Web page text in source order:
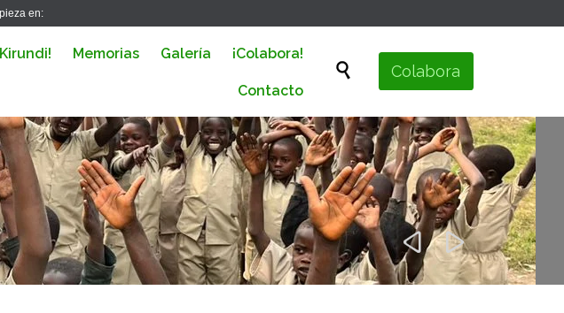
en:
content
Memorias Galería ¡Colabora!
Contacto
 Colabora
 